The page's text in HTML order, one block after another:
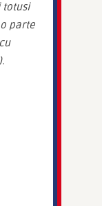
totusi
parte